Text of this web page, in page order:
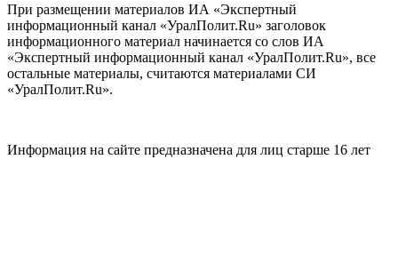
При размещении материалов ИА «Экспертный
информационный канал «УралПолит.Ru» заголовок
информационного материал начинается со слов ИА
«Экспертный информационный канал «УралПолит.Ru», все
остальные материалы, считаются материалами СИ
«УралПолит.Ru».
Информация на сайте предназначена для лиц старше 16 лет